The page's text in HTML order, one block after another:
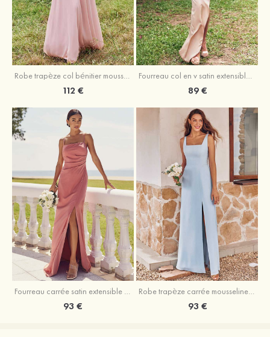
Robe trapèze col bénitier mousseline ras du sol robe de demoiselle d'honneur
112 €
Fourreau col en v satin extensible asymétrique robe de demoiselle d'honneur
89 €
93 € 93 €